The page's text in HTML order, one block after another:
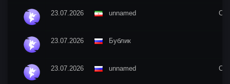
23.07.2026 unnamed
23.07.2026 Бублик
23.07.2026 unnamed